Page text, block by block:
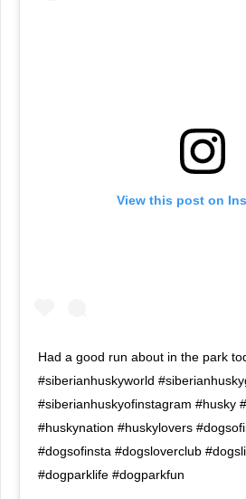
View this post on
Had a good run about in the park
#siberianhuskyworld
#siberianhuskyofinstagram #husky
#huskynation #huskylovers
#dogsofinsta #dogsloverclub
#dogparklife #dogparkfun